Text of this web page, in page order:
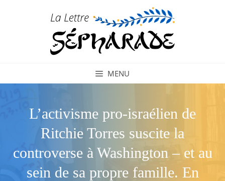
MENU
L’activisme pro-israélien de
Ritchie Torres suscite la
controverse à Washington – et au
sein de sa propre famille. En